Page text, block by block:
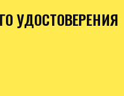
УДОСТОВЕРЕНИЯ